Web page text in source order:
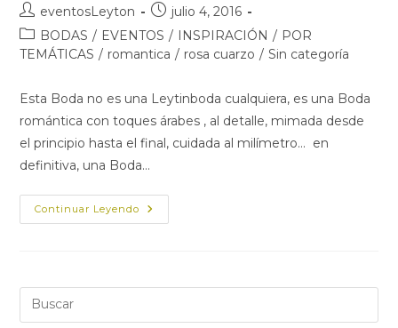
Autor
de
la
eventosLeyton
Publicación
de
la
entrada:
julio 4, 2016
Categoría
de
BODAS / EVENTOS / INSPIRACIÓN / POR
TEMÁTICAS / romantica / rosa cuarzo / Sin categoría
Esta Boda no es una Leytinboda cualquiera, es una Boda
romántica con toques árabes , al detalle, mimada desde
el principio hasta el final, cuidada al milímetro... en
definitiva, una Boda…
Continuar Leyendo Una
Boda
Ismael